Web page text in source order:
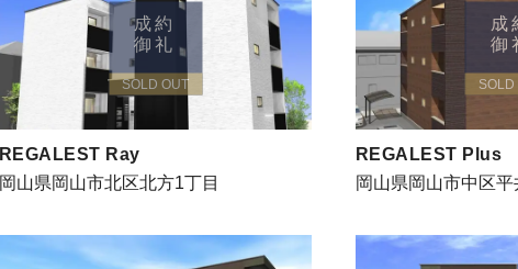
成約
御礼
SOLD OUT
REGALEST Ray
岡山県岡山市北区北方1丁目
成
御
SOLD
REGALEST Plus
岡山県岡山市中区平